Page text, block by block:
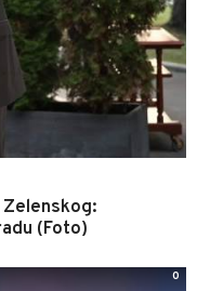
(Foto)
0